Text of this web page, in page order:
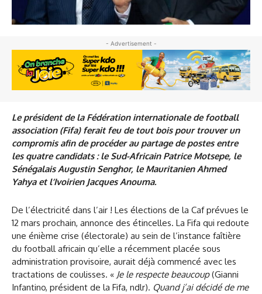
- Advertisement -
Le président de la Fédération internationale de football
association (Fifa) ferait feu de tout bois pour trouver un
compromis afin de procéder au partage de postes entre
les quatre candidats : le Sud-Africain Patrice Motsepe, le
Sénégalais Augustin Senghor, le Mauritanien Ahmed
Yahya et l’Ivoirien Jacques Anouma.
De l’électricité dans l’air ! Les élections de la Caf prévues le
12 mars prochain, annonce des étincelles. La Fifa qui redoute
une énième crise (électorale) au sein de l’instance faîtière
du football africain qu’elle a récemment placée sous
administration provisoire, aurait déjà commencé avec les
tractations de coulisses. « Je le respecte beaucoup(Gianni
Infantino, président de la Fifa, ndlr). Quand j’ai décidé de me